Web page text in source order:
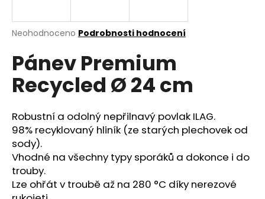
Průměrné
produktu
je
0,0
hvězdiček.
Neohodnoceno Podrobnosti hodnocení
Pánev Premium
Recycled Ø 24 cm
Robustní a odolný nepřilnavý povlak ILAG.
98% recyklovaný hliník (ze starých plechovek od
sody).
Vhodné na všechny typy sporáků a dokonce i do
trouby.
Lze ohřát v troubě až na 280 °C díky nerezové
j
t
?
HLEDAT
D